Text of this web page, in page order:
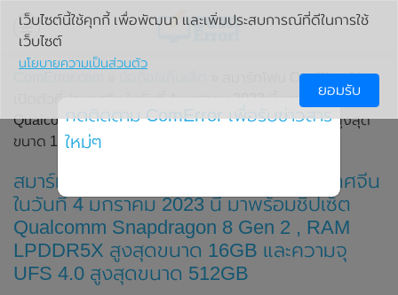
» สมาร์ทโฟน OnePlus 11 จะ
เปิดตัวที่ประเทศจีน ในวันที่ 4 มกราคม 2023 นี้ มาพร้อมชิปเซ็ต
Qualcomm Snapdragon 8 Gen 2 , RAM LPDDR5X สูงสุด
ขนาด 16GB และความจุ UFS 4.0 สูงสุดขนาด 512GB
สมาร์ทโฟน OnePlus 11 จะเปิดตัวที่ประเทศจีน
ในวันที่ 4 มกราคม 2023 นี้ มาพร้อมชิปเซ็ต
Qualcomm Snapdragon 8 Gen 2 , RAM
LPDDR5X สูงสุดขนาด 16GB และความจุ
UFS 4.0 สูงสุดขนาด 512GB
เว็บไซต์นี้ใช้คุกกี้ เพื่อพัฒนา และเพิ่มประสบการณ์ที่ดีในการใช้
เว็บไซต์
นโยบายความเป็นส่วนตัว
ยอมรับ
กดติดตาม ComError เพื่อรับข่าวสาร
ใหม่ๆ